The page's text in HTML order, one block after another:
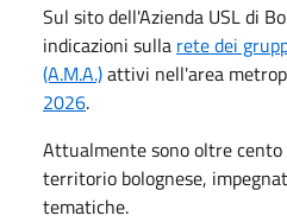
Sul sito dell'Azienda USL di
indicazioni sulla rete dei
(A.M.A.)attivi nell'area
2026.
Attualmente sono oltre
territorio bolognese,
tematiche.